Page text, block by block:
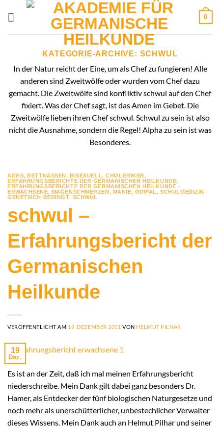
0
KATEGORIE-ARCHIVE: SCHWUL
In der Natur reicht der Eine, um als Chef zu fungieren! Alle
anderen sind Zweitwölfe oder wurden vom Chef dazu
gemacht. Die Zweitwölfe sind konfliktiv schwul auf den Chef
fixiert. Was der Chef sagt, ist das Amen im Gebet. Die
Zweitwölfe lieben ihren Chef schwul. Schwul zu sein ist also
nicht die Ausnahme, sondern die Regel! Alpha zu sein ist was
Besonderes.
ADHS,BETTNÄSSEN,BISEXUELL,CHOLERIKER,
ERFAHRUNGSBERICHTE DER GERMANISCHEN HEILKUNDE,
ERFAHRUNGSBERICHTE DER GERMANISCHEN HEILKUNDE -
ERWACHSENE, MAGENSCHMERZEN, MANIE, ÖDIPAL,SCHULMEDIZIN -
GENETISCH BEDINGT, SCHWUL
schwul –
Erfahrungsbericht der
Germanischen
Heilkunde
VERÖFFENTLICHT AM 19. DEZEMBER 2011 VON HELMUT PILHAR
19
Dez.
Es ist an der Zeit, daß ich mal meinen Erfahrungsbericht
niederschreibe. Mein Dank gilt dabei ganz besonders Dr.
Hamer, als Entdecker der fünf biologischen Naturgesetze und
noch mehr als unerschütterlicher, unbestechlicher Verwalter
dieses Wissens. Mein Dank auch an Helmut Pilhar und seiner